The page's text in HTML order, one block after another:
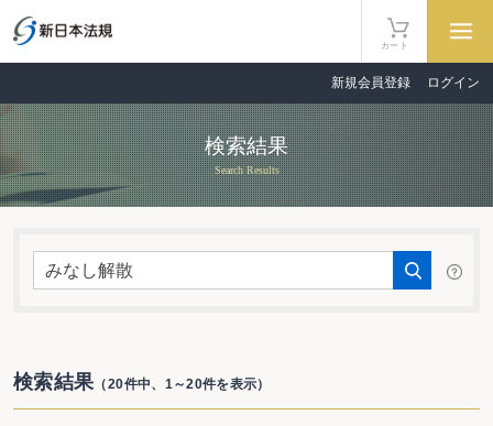
カート
新規会員登録 ログイン
検索結果
Search Results
検索結果（20件中、1～20件を表示）